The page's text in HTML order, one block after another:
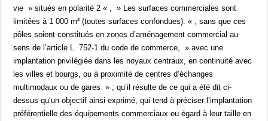
vie » situés en polarité 2 « , » Les surfaces commerciales sont
limitées à 1 000 m² (toutes surfaces confondues). « , sans que ces
pôles soient constitués en zones d’aménagement commercial au
sens de l’article L. 752-1 du code de commerce, » avec une
implantation privilégiée dans les noyaux centraux, en continuité avec
les villes et bourgs, ou à proximité de centres d’échanges
multimodaux ou de gares » ; qu’il résulte de ce qui a été dit ci-
dessus qu’un objectif ainsi exprimé, qui tend à préciser l’implantation
préférentielle des équipements commerciaux eu égard à leur taille en